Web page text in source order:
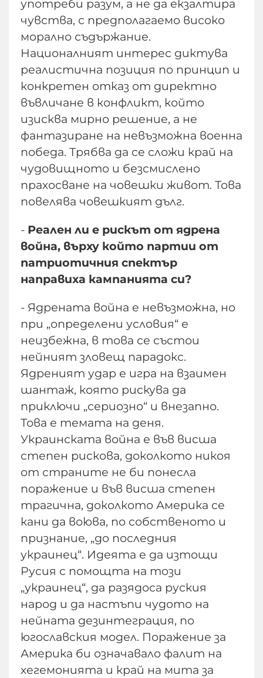
употреби разум, а не да екзалтира
чувства, с предполагаемо високо
морално съдържание.
Националният интерес диктува
реалистична позиция по принцип и
конкретен отказ от директно
въвличане в конфликт, който
изисква мирно решение, а не
фантазиране на невъзможна военна
победа. Трябва да се сложи край на
чудовищното и безсмислено
прахосване на човешки живот. Това
повелява човешкият дълг.
- Реален ли е рискът от ядрена
война, върху който партии от
патриотичния спектър
направиха кампанията си?
- Ядрената война е невъзможна, но
при „определени условия“ е
неизбежна, в това се състои
нейният зловещ парадокс.
Ядреният удар е игра на взаимен
шантаж, която рискува да
приключи „сериозно“ и внезапно.
Това е темата на деня.
Украинската война е във висша
степен рискова, доколкото никоя
от страните не би понесла
поражение и във висша степен
трагична, доколкото Америка се
кани да воюва, по собственото u
признание, „до последния
украинец“. Идеята е да изтощи
Русия с помощта на този
„украинец“, да разядоса руския
народ и да настъпи чудото на
нейната дезинтеграция, по
югославския модел. Поражение за
Америка би означавало фалит на
хегемонията и край на мита за